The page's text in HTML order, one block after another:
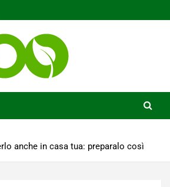
anche in casa tua: preparalo così